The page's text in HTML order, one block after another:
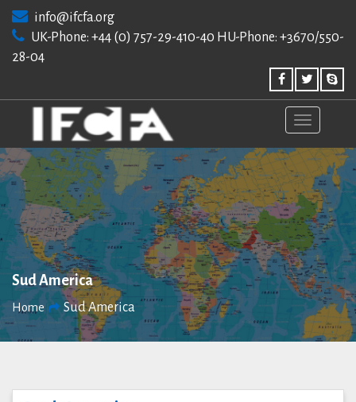
content
info@ifcfa.org
UK-Phone: +44 (0) 757-29-410-40 HU-Phone: +3670/550-
28-04
Sud America
Home Sud America